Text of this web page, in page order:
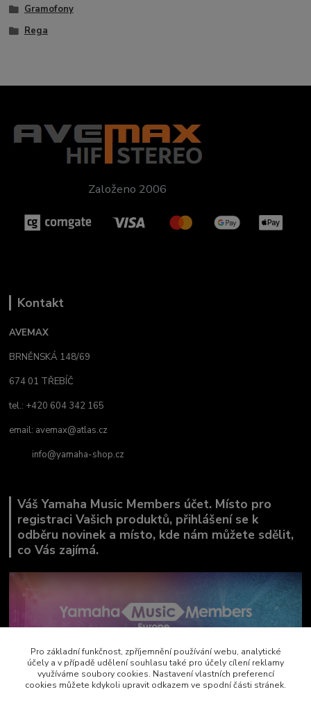
Gramofony
Rega
Založeno 2006
Kontakt
AVEMAX
BRNĚNSKÁ 148/69
674 01 TŘEBÍČ
tel.: +420 604 342 165
email: avemax@atlas.cz
info@yamaha-shop.cz
Váš Yamaha Music Members účet. Místo pro
registraci Vašich produktů, přihlášení se k
odběru novinek a místo, kde nám můžete sdělit,
co Vás zajímá.
Pro základní funkčnost, zpříjemnění používání webu, analytické
účely a v případě udělení souhlasu také pro účely cílení reklamy
využíváme soubory cookies. Nastavení vlastních preferencí
cookies můžete kdykoli upravit odkazem ve spodní části stránek.